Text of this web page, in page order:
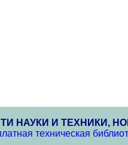
НАУКИ И ТЕХНИКИ,
техническая